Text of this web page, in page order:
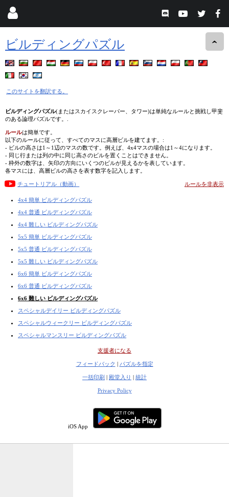
ビルディングパズル
このサイトを翻訳する。
ビルディングパズル(またはスカイスクレーパー、タワー)は単純なルールと挑戦し甲斐
のある論理パズルです。.
ルールは簡単です。
以下のルールに従って、すべてのマスに高層ビルを建てます。:
- ビルの高さは1～1辺のマスの数です。例えば、4x4マスの場合は1～4になります。
- 同じ行または列の中に同じ高さのビルを置くことはできません。
- 枠外の数字は、矢印の方向にいくつのビルが見えるかを表しています。
各マスには、高層ビルの高さを表す数字を記入します。
チュートリアル（動画） ルールを非表示
4x4 簡単 ビルディングパズル
4x4 普通 ビルディングパズル
4x4 難しい ビルディングパズル
5x5 簡単 ビルディングパズル
5x5 普通 ビルディングパズル
5x5 難しい ビルディングパズル
6x6 簡単 ビルディングパズル
6x6 普通 ビルディングパズル
6x6 難しい ビルディングパズル
スペシャルデイリー ビルディングパズル
スペシャルウィークリー ビルディングパズル
スペシャルマンスリー ビルディングパズル
支援者になる
フィードバック | パズルを指定
一括印刷 | 殿堂入り | 統計
Privacy Policy
iOS App